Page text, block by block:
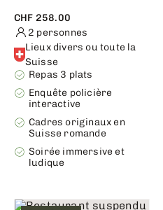
CHF 258.00
2 personnes
Lieux divers ou toute la
Suisse
Repas 3 plats
Enquête policière
interactive
Cadres originaux en
Suisse romande
Soirée immersive et
ludique